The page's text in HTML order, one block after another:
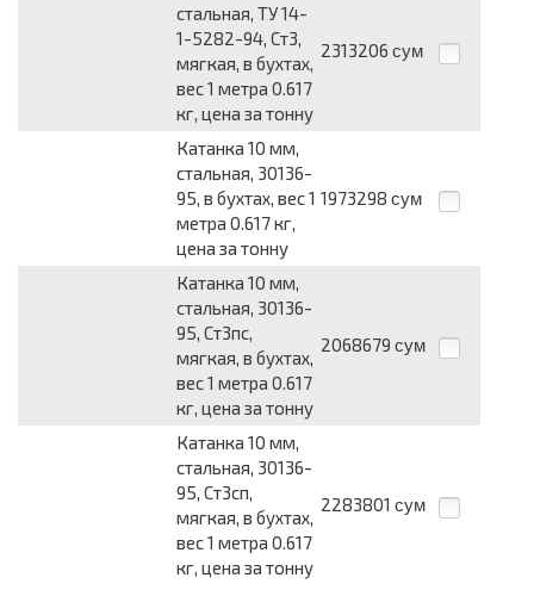
стальная, ТУ 14-
1-5282-94, Ст3,
мягкая, в бухтах,
вес 1 метра 0.617
кг, цена за тонну
2313206 сум
Катанка 10 мм,
стальная, 30136-
95, в бухтах, вес 1
метра 0.617 кг,
цена за тонну
1973298 сум
Катанка 10 мм,
стальная, 30136-
95, Ст3пс,
мягкая, в бухтах,
вес 1 метра 0.617
кг, цена за тонну
2068679 сум
Катанка 10 мм,
стальная, 30136-
95, Ст3сп,
мягкая, в бухтах,
вес 1 метра 0.617
кг, цена за тонну
2283801 сум